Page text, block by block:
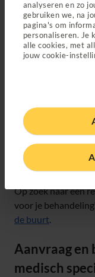
analyseren en zo
gebruiken we, na
pagina's om
personaliseren. Je
alle cookies, met
jouw cookie-
voor GGZ
Je krijgt revalidatie
Waar kun
Je kan naar een
werken. Een
Op zoek naar een
voor je
de buurt.
Aanvraag
medisch